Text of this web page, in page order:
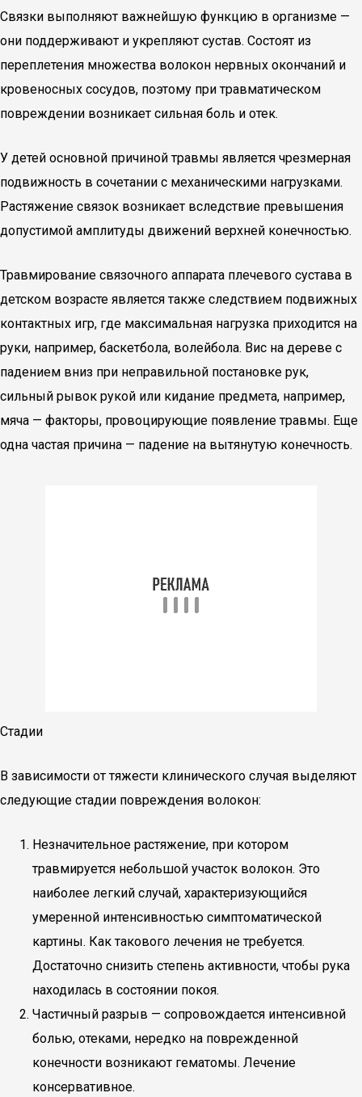
Связки выполняют важнейшую функцию в организме —
они поддерживают и укрепляют сустав. Состоят из
переплетения множества волокон нервных окончаний и
кровеносных сосудов, поэтому при травматическом
повреждении возникает сильная боль и отек.
У детей основной причиной травмы является чрезмерная
подвижность в сочетании с механическими нагрузками.
Растяжение связок возникает вследствие превышения
допустимой амплитуды движений верхней конечностью.
Травмирование связочного аппарата плечевого сустава в
детском возрасте является также следствием подвижных
контактных игр, где максимальная нагрузка приходится на
руки, например, баскетбола, волейбола. Вис на дереве с
падением вниз при неправильной постановке рук,
сильный рывок рукой или кидание предмета, например,
мяча — факторы, провоцирующие появление травмы. Еще
одна частая причина — падение на вытянутую конечность.
Стадии
В зависимости от тяжести клинического случая выделяют
следующие стадии повреждения волокон:
Незначительное растяжение, при котором
травмируется небольшой участок волокон. Это
наиболее легкий случай, характеризующийся
умеренной интенсивностью симптоматической
картины. Как такового лечения не требуется.
Достаточно снизить степень активности, чтобы рука
находилась в состоянии покоя.
Частичный разрыв — сопровождается интенсивной
болью, отеками, нередко на поврежденной
конечности возникают гематомы. Лечение
консервативное.